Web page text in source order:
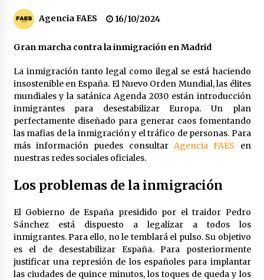
Los socios de Gobierno contra la Ley de
vivienda de Pedro Sánchez
Zapatero en el punto de mira de la Audiencia
Nacional por sus vínculos con Nicolás Maduro
09/01/2026
Las charos se manifiestan en Ferraz para
apoyar a Pedro Sánchez
28/04/2024
Abascal y Zapatero defiende la inmigración
27/04/2024
Los terroristas de ETA ganan las elecciones en
Vascongadas
22/04/2024
Agencia FAES 16/10/2024
Gran marcha contra la inmigración en Madrid
La inmigración tanto legal como ilegal se está haciendo
insostenible en España. El Nuevo Orden Mundial, las élites
mundiales y la satánica Agenda 2030 están introducción
inmigrantes para desestabilizar Europa. Un plan
perfectamente diseñado para generar caos fomentando
las mafias de la inmigración y el tráfico de personas. Para
más información puedes consultar Agencia FAES en
nuestras redes sociales oficiales.
Los problemas de la inmigración
El Gobierno de España presidido por el traidor Pedro
Sánchez está dispuesto a legalizar a todos los
inmigrantes. Para ello, no le temblará el pulso. Su objetivo
es el de desestabilizar España. Para posteriormente
justificar una represión de los españoles para implantar
las ciudades de quince minutos, los toques de queda y los